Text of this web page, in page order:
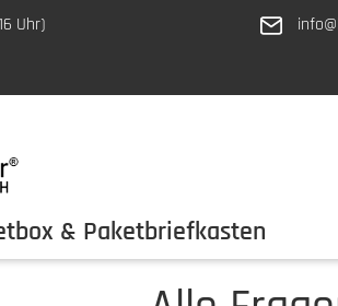
Uhr)
& Paketbriefkasten